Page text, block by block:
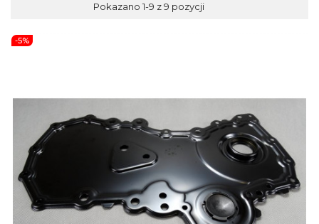
Pokazano 1-9 z 9 pozycji
-5%